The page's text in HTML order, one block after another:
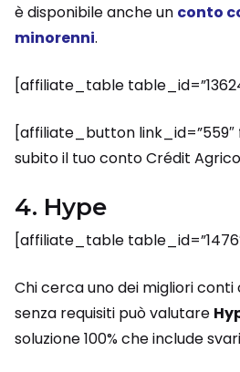
è disponibile anche un conto
minorenni.
[affiliate_table
[affiliate_button
subito il tuo conto Crédit
4. Hype
[affiliate_table
Chi cerca uno dei migliori
senza requisiti può valutare
soluzione 100% che include